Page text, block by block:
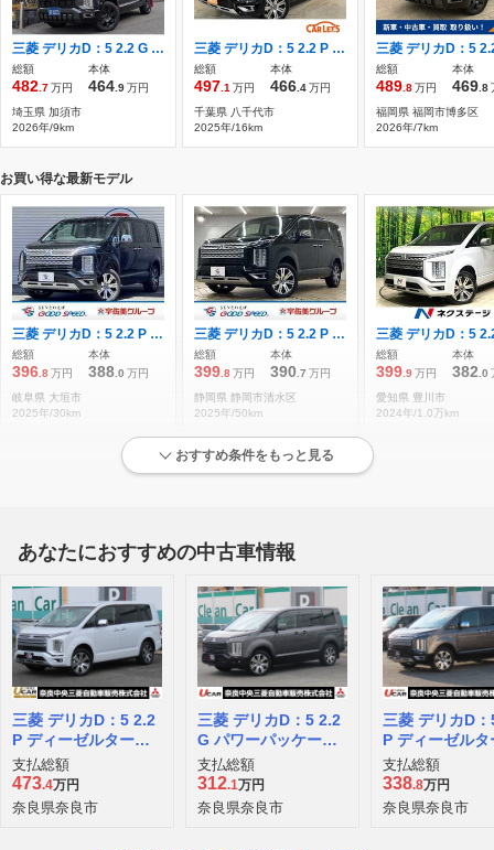
三菱 デリカD：5 2.2 G パワーパッケージ ディーゼルターボ 4WD 新車/サイドステップレス/7人乗専用キャプ
総額
482 .7万円
本体
464 .9万円
埼玉県 加須市
2026年/9km
三菱 デリカD：5 2.2 P ディーゼルターボ 4WD アルパイン11インチ専用ナビ！フリップダウ
総額
497 .1 万円
本体
466 .4万円
千葉県 八千代市
2025年/16km
総額
489 .8万円
本体
469 .8
福岡県 福岡市博多区
2026年/7km
お買い得な最新モデル
三菱 デリカD：5 2.2 P ディーゼルターボ 4WD 登録済未使用車/全周囲/シートヒーター
総額
396.8 万円
本体
388.0 万円
岐阜県 大垣市
2025年/30km
三菱 デリカD：5 2.2 P ディーゼルターボ 4WD 衝突軽減ブレーキ/電動リアゲート/両側電動
総額
399.8 万円
本体
390.7 万円
静岡県 静岡市清水区
2025年/50km
総額
399.9 万円
本体
382.0
愛知県 豊川市
2024年/1.0万km
状態が良い低走行車両
三菱 デリカD：5 2.2 P ディーゼルターボ 4WD 衝突軽減ブレーキ 誤発進抑制
総額
421.8万円 410.0万円
長野県 岡谷市
2025年/0.7万km
三菱 デリカD：5 2.2 シャモニー 電動サイドステップ非装着車 ディーゼルターボ 4WD 雹害修理済車両 8人乗り 全方位カメラ
総額
424.7万円
本体
413 .0万円
2025年/71km
総額
429.8万円
本体
412 .1
奈良県 天理市
2025年/0.1万km
おすすめ条件をもっと見る
あなたにおすすめの中古車情報
三菱 デリカD：5 2.2
P ディーゼルターボ
4WD
支払総額
473.4万円
奈良県奈良市
三菱 デリカD：5 2.2
G パワーパッケージ
ディーゼルターボ 4
WD
支払総額
312.1万円
奈良県奈良市
三菱 デリカD
P ディーゼルタ
4WD
支払総額
338.8万円
奈良県奈良市